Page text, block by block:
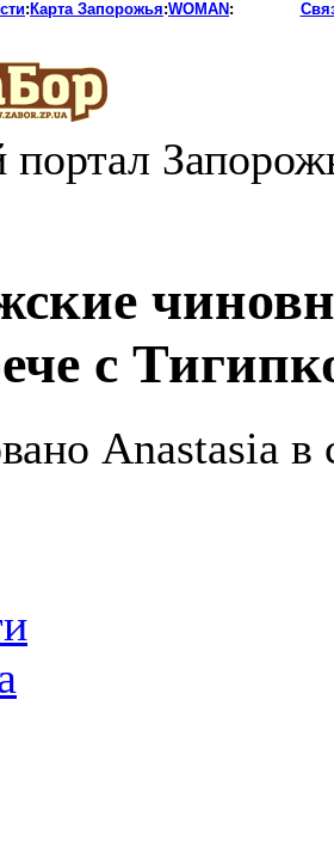
: Карта Запорожья:WOMAN :
портал
с
Anastasia в